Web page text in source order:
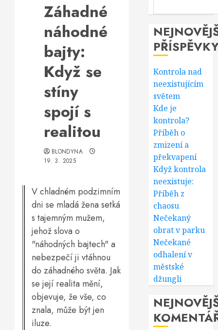
Záhadné
náhodné
bajty:
Když se
stíny
spojí s
realitou
BLONDYNA
19. 3. 2025
V chladném podzimním
dni se mladá žena setká
s tajemným mužem,
jehož slova o
"náhodných bajtech" a
nebezpečí ji vtáhnou
do záhadného světa. Jak
se její realita mění,
objevuje, že vše, co
znala, může být jen
iluze.
Kontrola nad
neexistujícím
světem
Kde je
kontrola?
Příběh o
zmizení a
překvapení
Když kontrola
neexistuje:
Příběh z
chaosu
Nečekaný
obrat v parku
Nečekané
odhalení v
městské
džungli